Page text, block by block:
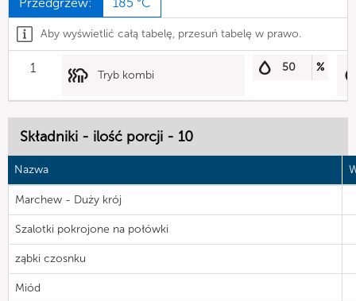
Aby wyświetlić całą tabelę, przesuń tabelę w prawo.
1 Tryb kombi
50 %
Składniki - ilość porcji - 10
Nazwa
Marchew - Duży krój
Szalotki pokrojone na połówki
ząbki czosnku
Miód